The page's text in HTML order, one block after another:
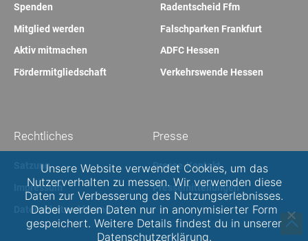
Radentscheid Ffm
Falschparken Frankfurt
ADFC Hessen
Verkehrswende Hessen
Spenden
Mitglied werden
Aktiv mitmachen
Fördermitgliedschaft
Presse
Presse-Kontakt
Pressemitteilungen
Rechtliches
Satzung
Impressum
Datenschutzerklärung
Unsere Website verwendet Cookies, um das
Nutzerverhalten zu messen. Wir verwenden diese
Daten zur Verbesserung des Nutzungserlebnisses.
Dabei werden Daten nur in anonymisierter Form
gespeichert. Weitere Details findest du in unserer
Datenschutzerklärung.